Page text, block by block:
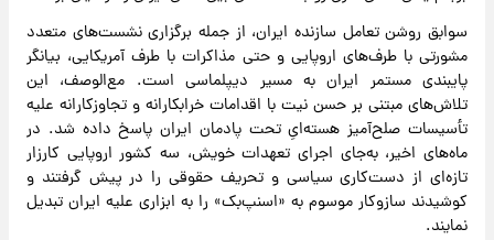
سوابق روشن تعامل سازنده ایران، از جمله برگزاری نشست‌های متعدد
مشورتی با طرف‌های اروپایی و حتی مذاکرات با طرف آمریکایی، بیانگر
پایبندی مستمر ایران به مسیر دیپلماسی است. مع‌الوصف، این
تلاش‌های مبتنی بر حسن نیت با اقدامات خرابکارانه و تجاوزکارانه علیه
تأسیسات صلح‌آمیز هسته‌ایِ تحت پادمان ایران پاسخ داده شد. در
ماه‌های اخیر، به‌جای اجرای تعهدات خویش، سه کشور اروپایی کارزار
تازه‌ای از دست‌کاری سیاسی و تحریف حقوقی را در پیش گرفتند و
کوشیدند سازوکار موسوم به «اسنپ‌بک» را به ابزاری علیه ایران تبدیل
نمایند.